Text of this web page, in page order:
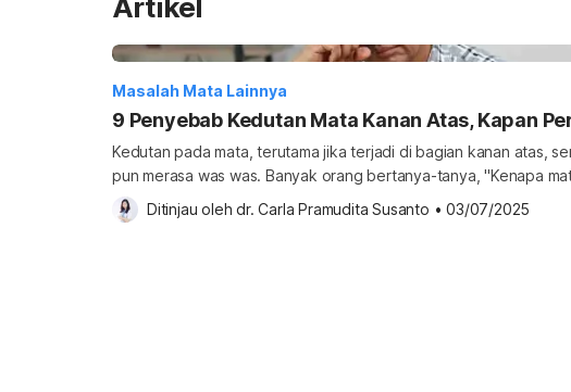
Artikel
Masalah Mata Lainnya
9 Penyebab Kedutan Mata Kanan Atas, Kapan
Kedutan pada mata, terutama jika terjadi di bagian kanan atas,
pun merasa was was. Banyak orang bertanya-tanya, "Kenapa
atau bahkan khawatir saat mengalami kedutan mata kanan atas
Apakah ini pertanda sesuatu yang serius? Untuk menjawab
Ditinjau oleh dr. Carla Pramudita Susanto • 03/07/2025